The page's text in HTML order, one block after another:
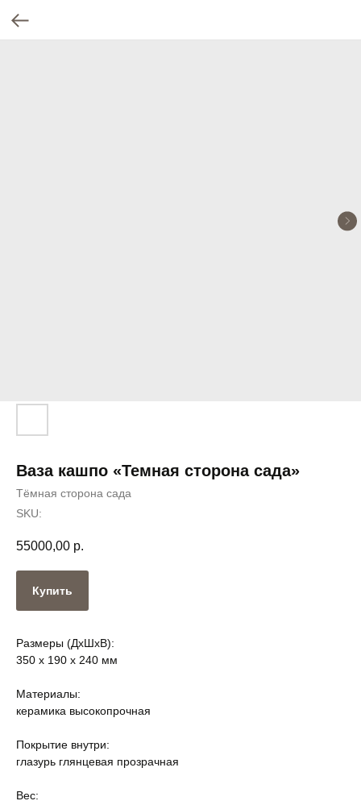
Ваза кашпо «Темная сторона сада»
Тёмная сторона сада
SKU:
55000,00 р.
Купить
Размеры (ДxШxВ):
350 x 190 x 240 мм
Материалы:
керамика высокопрочная
Покрытие внутри:
глазурь глянцевая прозрачная
Вес: